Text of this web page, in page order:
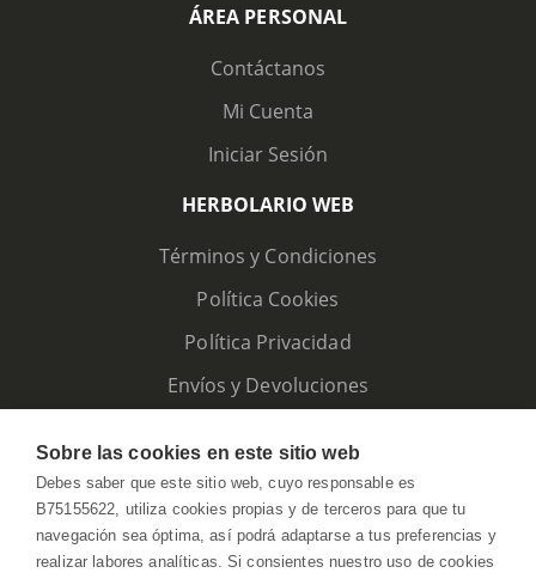
ÁREA PERSONAL
Contáctanos
Mi Cuenta
Iniciar Sesión
HERBOLARIO WEB
Términos y Condiciones
Política Cookies
Política Privacidad
Envíos y Devoluciones
Sobre las cookies en este sitio web
Debes saber que este sitio web, cuyo responsable es
B75155622, utiliza cookies propias y de terceros para que tu
navegación sea óptima, así podrá adaptarse a tus preferencias y
realizar labores analíticas. Si consientes nuestro uso de cookies